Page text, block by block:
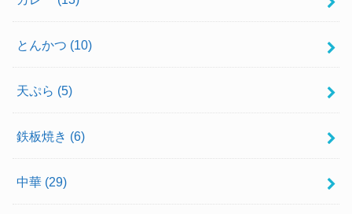
とんかつ (10)
天ぷら (5)
鉄板焼き (6)
中華 (29)